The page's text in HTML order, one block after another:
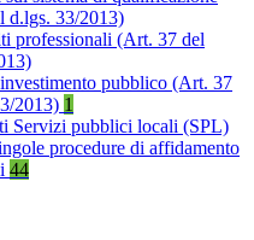
d.lgs. 33/2013)
professionali (Art. 37 del
pubblico (Art. 37
2013) 1
Servizi pubblici locali (SPL)
procedure di affidamento
44